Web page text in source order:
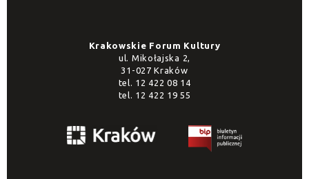
Krakowskie Forum Kultury
ul. Mikołajska 2,
31-027 Kraków
tel. 12 422 08 14
tel. 12 422 19 55